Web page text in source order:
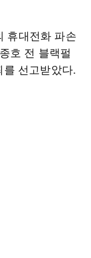
휴대전화 파손
호 전 블랙펄
선고받았다.